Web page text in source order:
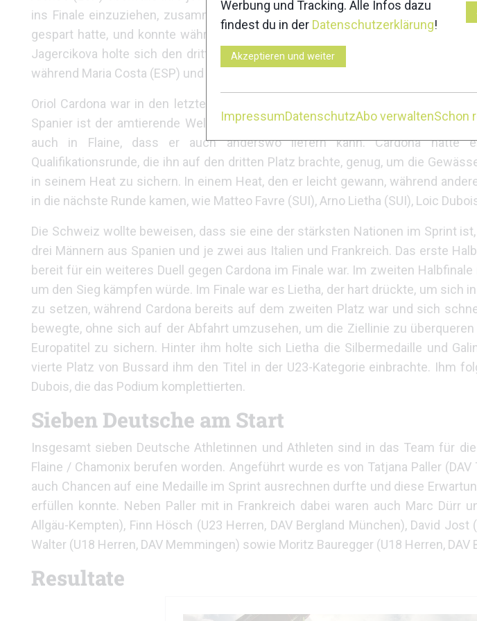
ins Finale einzuziehen, zusammen mit Fatton. Im Finale zeigte Fatton, dass
gespart hatte, und konnte während des gesamten Rennens die Führung
Jagercikova holte sich den dritten Platz. Der fünfte Platz von Caroline Ulrich
während Maria Costa (ESP) und Katia Mascherona (ITA) das Podium in dieser
Oriol Cardona war in den letzten beiden Saisons auf Sprintrennen kaum zu
Spanier ist der amtierende Weltmeister im Sprint, außerdem Gewinner der
auch in Flaine, dass er auch anderswo liefern kann. Cardona hatte
Qualifikationsrunde, die ihn auf den dritten Platz brachte, genug, um die
in seinem Heat zu sichern. In einem Heat, den er leicht gewann, während
in die nächste Runde kamen, wie Matteo Favre (SUI), Arno Lietha (SUI), Loic
Die Schweiz wollte beweisen, dass sie eine der stärksten Nationen im Sprint
drei Männern aus Spanien und je zwei aus Italien und Frankreich. Das erste
bereit für ein weiteres Duell gegen Cardona im Finale war. Im zweiten
um den Sieg kämpfen würde. Im Finale war es Lietha, der hart drückte, um sich
zu setzen, während Cardona bereits auf dem zweiten Platz war und sich
bewegte, ohne sich auf der Abfahrt umzusehen, um die Ziellinie zu
Europatitel zu sichern. Hinter ihm holte sich Lietha die Silbermedaille und
vierte Platz von Bussard ihm den Titel in der U23-Kategorie einbrachte. Ihm
Dubois, die das Podium komplettierten.
Sieben Deutsche am Start
Insgesamt sieben Deutsche Athletinnen und Athleten sind in das Team für
Flaine / Chamonix berufen worden. Angeführt wurde es von Tatjana Paller
auch Chancen auf eine Medaille im Sprint ausrechnen durfte und diese
erfüllen konnte. Neben Paller mit in Frankreich dabei waren auch Marc Dürr
Allgäu-Kempten), Finn Hösch (U23 Herren, DAV Bergland München), David Jost
Walter (U18 Herren, DAV Memmingen) sowie Moritz Bauregger (U18 Herren, DAV
Resultate
Werbung und Tracking. Alle Infos dazu
findest du in der Datenschutzerklärung!
Akzeptieren und weiter
ImpressumDatenschutzAbo verwaltenSchon